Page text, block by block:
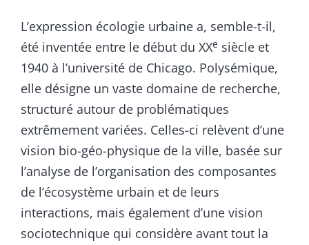
L’expression écologie urbaine a, semble-t-il,
été inventée entre le début du XXe siècle et
1940 à l’université de Chicago. Polysémique,
elle désigne un vaste domaine de recherche,
structuré autour de problématiques
extrêmement variées. Celles-ci relèvent d’une
vision bio-géo-physique de la ville, basée sur
l’analyse de l’organisation des composantes
de l’écosystème urbain et de leurs
interactions, mais également d’une vision
sociotechnique qui considère avant tout la